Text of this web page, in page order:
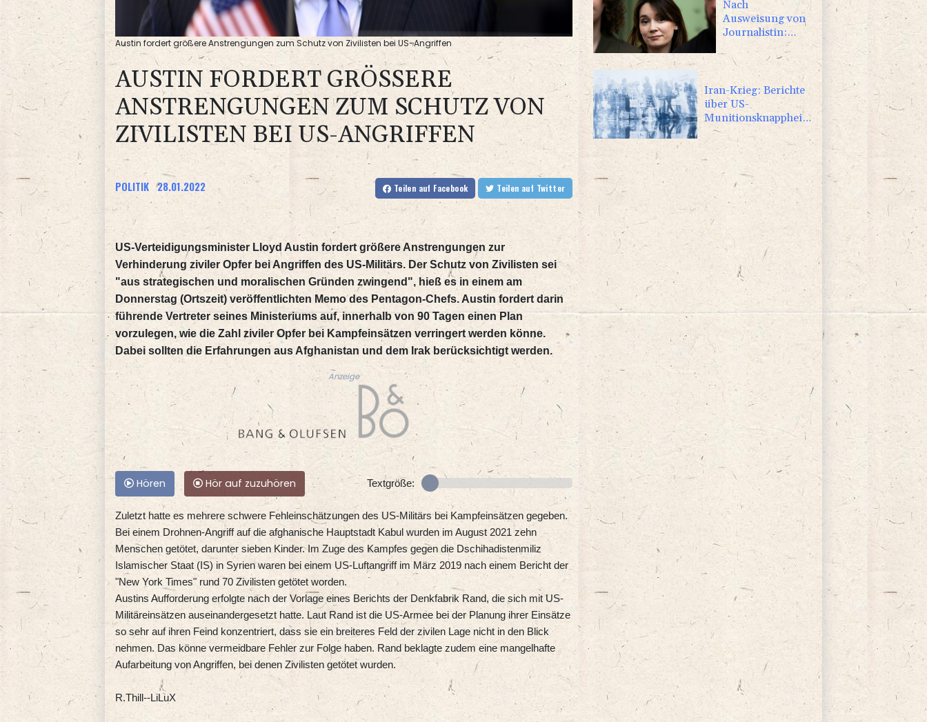
Austin fordert größere Anstrengungen zum Schutz von Zivilisten bei US-Angriffen
AUSTIN FORDERT GRÖSSERE A
NSTRENGUNGEN ZUM SCHUTZ VON Z
IVILISTEN BEI US-ANGRIFFEN
POLITIK 28.01.2022 Teilen auf Facebook Teilen auf Twitter
US-Verteidigungsminister Lloyd Austin fordert größere Anstrengungen zur
Verhinderung ziviler Opfer bei Angriffen des US-Militärs. Der Schutz von Zivilisten sei
"aus strategischen und moralischen Gründen zwingend", hieß es in einem am
Donnerstag (Ortszeit) veröffentlichten Memo des Pentagon-Chefs. Austin fordert darin
führende Vertreter seines Ministeriums auf, innerhalb von 90 Tagen einen Plan
vorzulegen, wie die Zahl ziviler Opfer bei Kampfeinsätzen verringert werden könne.
Dabei sollten die Erfahrungen aus Afghanistan und dem Irak berücksichtigt werden.
Anzeige
Hören Hör auf zuzuhören Textgröße:
Zuletzt hatte es mehrere schwere Fehleinschätzungen des US-Militärs bei Kampfeinsätzen gegeben.
Bei einem Drohnen-Angriff auf die afghanische Hauptstadt Kabul wurden im August 2021 zehn
Menschen getötet, darunter sieben Kinder. Im Zuge des Kampfes gegen die Dschihadistenmiliz
Islamischer Staat (IS) in Syrien waren bei einem US-Luftangriff im März 2019 nach einem Bericht der
"New York Times" rund 70 Zivilisten getötet worden.
Austins Aufforderung erfolgte nach der Vorlage eines Berichts der Denkfabrik Rand, die sich mit US-
Militäreinsätzen auseinandergesetzt hatte. Laut Rand ist die US-Armee bei der Planung ihrer Einsätze
so sehr auf ihren Feind konzentriert, dass sie ein breiteres Feld der zivilen Lage nicht in den Blick
nehmen. Das könne vermeidbare Fehler zur Folge haben. Rand beklagte zudem eine mangelhafte
Aufarbeitung von Angriffen, bei denen Zivilisten getötet wurden.
R.Thill--LiLuX
Nach
Ausweisung von
Journalistin:
Russland wirft
Frankreich
"politische
Verfolgung" vor
Iran-Krieg: Berichte
über US-
Munitionsknappheit
- Pakistan will neue
Gespräche